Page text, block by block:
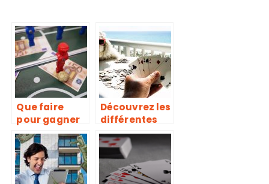
Que faire
pour gagner
un pari
sportif ?
Découvrez les
différentes
façons de
gagner de
l’argent sur
internet